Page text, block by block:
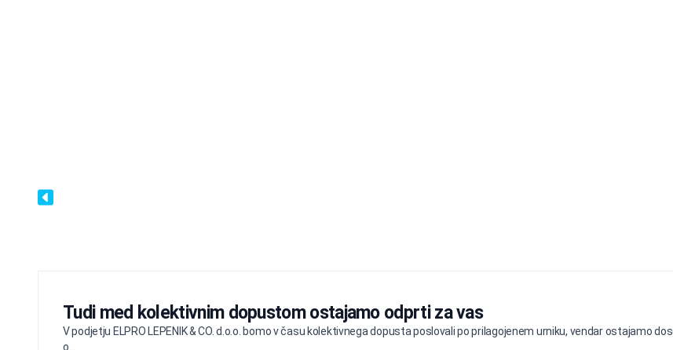
Tudi med kolektivnim dopustom ostajamo odprti za vas
V podjetju ELPRO LEPENIK & CO. d.o.o. bomo v času kolektivnega dopusta poslovali po prilagojenem urniku, vendar ostajamo
o...